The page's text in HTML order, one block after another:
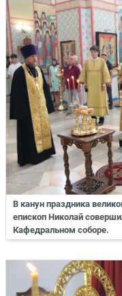
В канун праздника
епископ Николай
Кафедральном соборе.